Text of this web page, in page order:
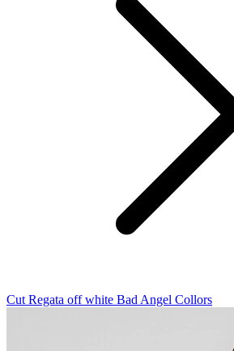
Cut Regata off white Bad Angel Collors